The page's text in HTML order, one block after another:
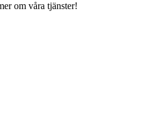
om våra tjänster!